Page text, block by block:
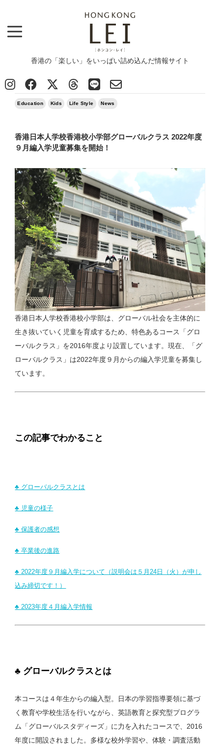
香港の「楽しい」をいっぱい詰め込んだ情報サイト
Column > Education
>
2022/05/15
Education Kids Life Style News
香港日本人学校香港校小学部グローバルクラス 2022年度
９月編入学児童募集を開始！
香港日本人学校香港校小学部は、グローバル社会を主体的に
生き抜いていく児童を育成するため、特色あるコース「グロ
ーバルクラス」を2016年度より設置しています。現在、「グ
ローバルクラス」は2022年度９月からの編入学児童を募集し
ています。
この記事でわかること
♣ グローバルクラスとは
♣ 児童の様子
♣ 保護者の感想
♣ 卒業後の進路
♣ 2022年度９月編入学について（説明会は５月24日（火）が申し
込み締切です！）
♣ 2023年度４月編入学情報
♣ グローバルクラスとは
本コースは４年生からの編入型。日本の学習指導要領に基づ
く教育や学校生活を行いながら、英語教育と探究型プログラ
ム「グローバルスタディーズ」に力を入れたコースで、2016
年度に開設されました。多様な校外学習や、体験・調査活動